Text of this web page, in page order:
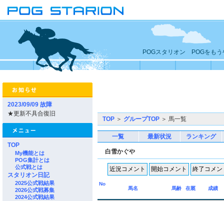
POGスタリオン POGをもう
2023/09/09 故障
★更新不具合復旧
TOP
My機能とは
POG集計とは
公式戦とは
スタリオン日記
2025公式戦結果
2026公式戦募集
2024公式戦結果
TOP ＞ グループTOP ＞ 馬一覧
一覧 最新状況 ランキング
白雪かぐや
No
馬名
馬齢 在厩 成績